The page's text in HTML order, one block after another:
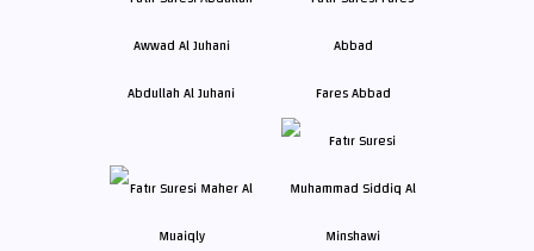
Abdullah Al Juhani Fares Abbad